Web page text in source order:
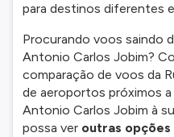
para destinos diferentes
Procurando voos saindo
Antonio Carlos Jobim?
comparação de voos da
de aeroportos próximos
Antonio Carlos Jobim à
possa ver outras opções